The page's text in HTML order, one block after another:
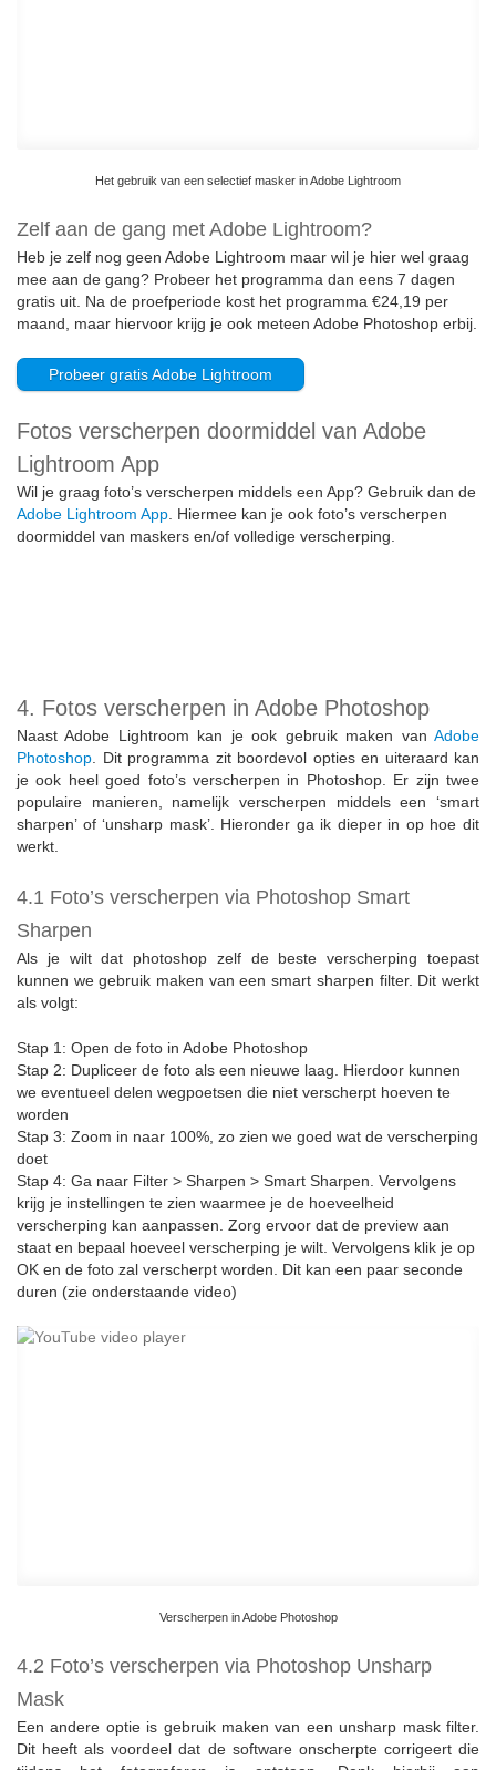
Het gebruik van een selectief masker in Adobe Lightroom
Zelf aan de gang met Adobe Lightroom?
Heb je zelf nog geen Adobe Lightroom maar wil je hier wel graag
mee aan de gang? Probeer het programma dan eens 7 dagen
gratis uit. Na de proefperiode kost het programma €24,19 per
maand, maar hiervoor krijg je ook meteen Adobe Photoshop erbij.
Probeer gratis Adobe Lightroom
Fotos verscherpen doormiddel van Adobe
Lightroom App
Wil je graag foto’s verscherpen middels een App? Gebruik dan de
Adobe Lightroom App. Hiermee kan je ook foto’s verscherpen
doormiddel van maskers en/of volledige verscherping.
4. Fotos verscherpen in Adobe Photoshop
Naast Adobe Lightroom kan je ook gebruik maken van Adobe
Photoshop. Dit programma zit boordevol opties en uiteraard kan
je ook heel goed foto’s verscherpen in Photoshop. Er zijn twee
populaire manieren, namelijk verscherpen middels een ‘smart
sharpen’ of ‘unsharp mask’. Hieronder ga ik dieper in op hoe dit
werkt.
4.1 Foto’s verscherpen via Photoshop Smart
Sharpen
Als je wilt dat photoshop zelf de beste verscherping toepast
kunnen we gebruik maken van een smart sharpen filter. Dit werkt
als volgt:
Stap 1: Open de foto in Adobe Photoshop
Stap 2: Dupliceer de foto als een nieuwe laag. Hierdoor kunnen
we eventueel delen wegpoetsen die niet verscherpt hoeven te
worden
Stap 3: Zoom in naar 100%, zo zien we goed wat de verscherping
doet
Stap 4: Ga naar Filter > Sharpen > Smart Sharpen. Vervolgens
krijg je instellingen te zien waarmee je de hoeveelheid
verscherping kan aanpassen. Zorg ervoor dat de preview aan
staat en bepaal hoeveel verscherping je wilt. Vervolgens klik je op
OK en de foto zal verscherpt worden. Dit kan een paar seconde
duren (zie onderstaande video)
Verscherpen in Adobe Photoshop
4.2 Foto’s verscherpen via Photoshop Unsharp
Mask
Een andere optie is gebruik maken van een unsharp mask filter.
Dit heeft als voordeel dat de software onscherpte corrigeert die